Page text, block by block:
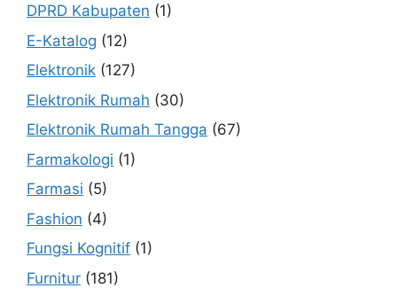
DPRD Kabupaten (1)
E-Katalog (12)
Elektronik (127)
Elektronik Rumah (30)
Elektronik Rumah Tangga (67)
Farmakologi (1)
Farmasi (5)
Fashion (4)
Fungsi Kognitif (1)
Furnitur (181)